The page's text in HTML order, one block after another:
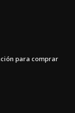
para comprar